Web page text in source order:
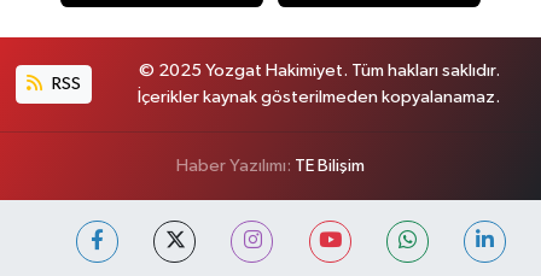
RSS
© 2025 Yozgat Hakimiyet. Tüm hakları saklıdır.
İçerikler kaynak gösterilmeden kopyalanamaz.
Haber Yazılımı: TE Bilişim